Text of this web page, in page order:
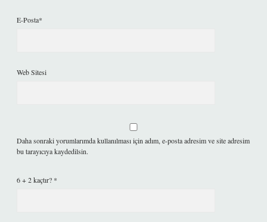
E-Posta*
Web Sitesi
Daha sonraki yorumlarımda kullanılması için adım, e-posta adresim ve site adresim
bu tarayıcıya kaydedilsin.
6 + 2 kaçtır? *